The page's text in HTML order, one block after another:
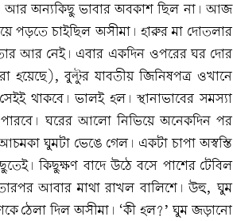
আর অন্যকিছু ভাবার অবকাশ ছিল না। আজ
পড়তে চাইছিল অসীমা। হারুর মা দোতলার
তার আর নেই। এবার একদিন ওপরের ঘর দোর
হয়েছে), বুল্টুর যাবতীয় জিনিষপত্র ওখানে
থাকবে। ভালই হল। স্থানাভাবের সমস্যা
ঘরের আলো নিভিয়ে অনেকদিন পর
ঘুমটা ভেঙে গেল। একটা চাপা অস্বস্তি
কিছুক্ষণ বাদে উঠে বসে পাশের টেবিল
আবার মাথা রাখল বালিশে। উহু, ঘুম
ঠেলা দিল অসীমা। ‘কী হল?’ ঘুম জড়ানো